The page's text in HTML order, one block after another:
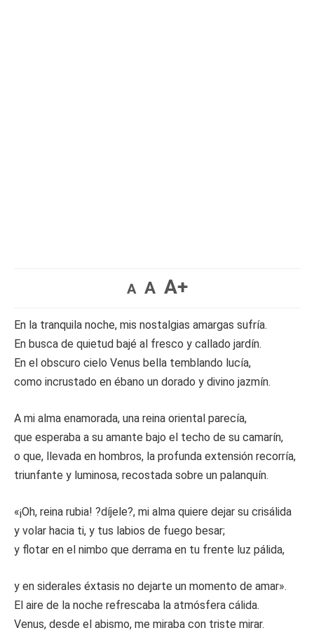
A A A+
En la tranquila noche, mis nostalgias amargas sufría.
En busca de quietud bajé al fresco y callado jardín.
En el obscuro cielo Venus bella temblando lucía,
como incrustado en ébano un dorado y divino jazmín.
A mi alma enamorada, una reina oriental parecía,
que esperaba a su amante bajo el techo de su camarín,
o que, llevada en hombros, la profunda extensión recorría,
triunfante y luminosa, recostada sobre un palanquín.
«¡Oh, reina rubia! ?díjele?, mi alma quiere dejar su crisálida
y volar hacia ti, y tus labios de fuego besar;
y flotar en el nimbo que derrama en tu frente luz pálida,
y en siderales éxtasis no dejarte un momento de amar».
El aire de la noche refrescaba la atmósfera cálida.
Venus, desde el abismo, me miraba con triste mirar.